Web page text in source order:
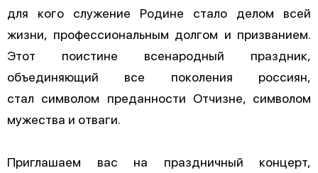
для кого служение Родине стало делом всей
жизни, профессиональным долгом и призванием.
Этот поистине всенародный праздник,
объединяющий все поколения россиян,
стал символом преданности Отчизне, символом
мужества и отваги.
Приглашаем вас на праздничный концерт,